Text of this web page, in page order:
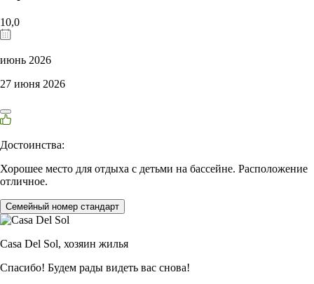
10,0
июнь 2026
27 июня 2026
Достоинства:
Хорошее место для отдыха с детьми на бассейне. Расположение
отличное.
Семейный номер стандарт
Casa Del Sol, хозяин жилья
Спасибо! Будем рады видеть вас снова!